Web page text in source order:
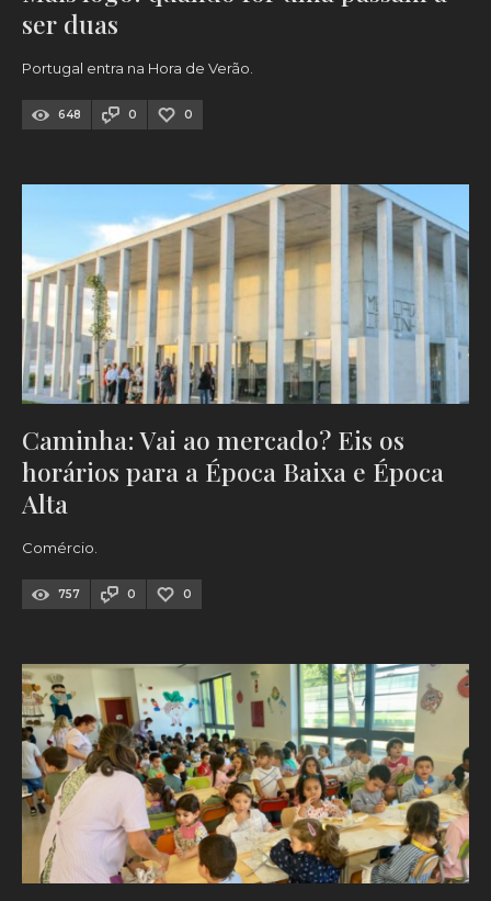
ser duas
Portugal entra na Hora de Verão.
648 0 0
Caminha: Vai ao mercado? Eis os
horários para a Época Baixa e Época
Alta
Comércio.
757 0 0